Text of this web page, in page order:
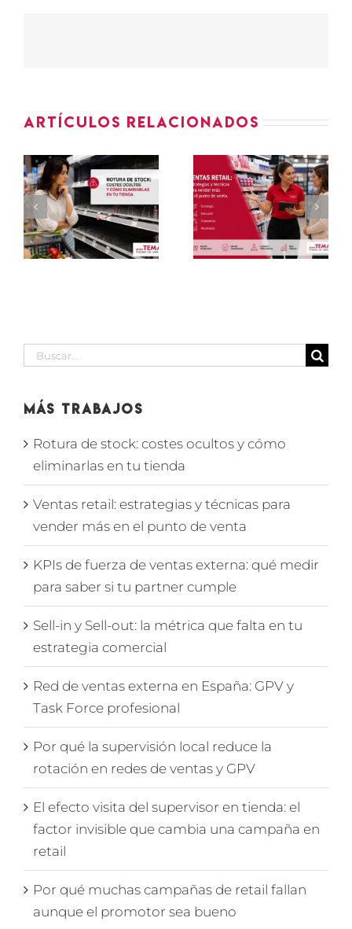
Artículos relacionados
Ventas
retail:
estrategias
y técnicas
para
vender
más en el
KPIs de
fuerza de
ventas
externa:
qué medir
para saber
si tu
Buscar:
Más Trabajos
Rotura de stock: costes ocultos y cómo
eliminarlas en tu tienda
Ventas retail: estrategias y técnicas para
vender más en el punto de venta
KPIs de fuerza de ventas externa: qué medir
para saber si tu partner cumple
Sell-in y Sell-out: la métrica que falta en tu
estrategia comercial
Red de ventas externa en España: GPV y
Task Force profesional
Por qué la supervisión local reduce la
rotación en redes de ventas y GPV
El efecto visita del supervisor en tienda: el
factor invisible que cambia una campaña en
retail
Por qué muchas campañas de retail fallan
aunque el promotor sea bueno